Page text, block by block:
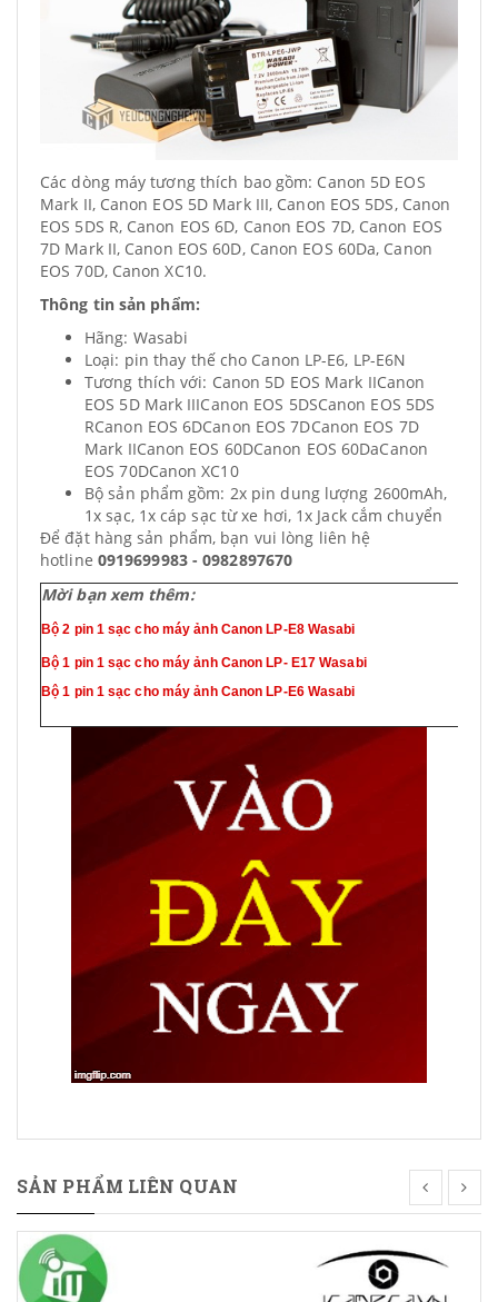
Các dòng máy tương thích bao gồm: Canon 5D EOS
Mark II, Canon EOS 5D Mark III, Canon EOS 5DS, Canon
EOS 5DS R, Canon EOS 6D, Canon EOS 7D, Canon EOS
7D Mark II, Canon EOS 60D, Canon EOS 60Da, Canon
EOS 70D, Canon XC10.
Thông tin sản phẩm:
Hãng: Wasabi
Loại: pin thay thế cho Canon LP-E6, LP-E6N
Tương thích với: Canon 5D EOS Mark IICanon
EOS 5D Mark IIICanon EOS 5DSCanon EOS 5DS
RCanon EOS 6DCanon EOS 7DCanon EOS 7D
Mark IICanon EOS 60DCanon EOS 60DaCanon
EOS 70DCanon XC10
Bộ sản phẩm gồm: 2x pin dung lượng 2600mAh,
1x sạc, 1x cáp sạc từ xe hơi, 1x Jack cắm chuyển
Để đặt hàng sản phẩm, bạn vui lòng liên hệ
hotline 0919699983 - 0982897670
Mời bạn xem thêm:
Bộ 2 pin 1 sạc cho máy ảnh Canon LP-E8 Wasabi
Bộ 1 pin 1 sạc cho máy ảnh Canon LP- E17 Wasabi
Bộ 1 pin 1 sạc cho máy ảnh Canon LP-E6 Wasabi
SẢN PHẨM LIÊN QUAN